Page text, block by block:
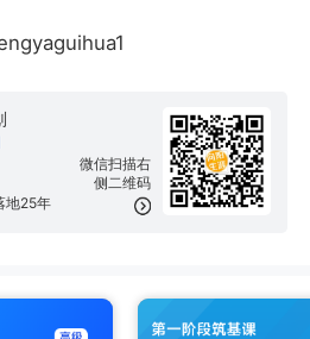
微信扫描右
侧二维码
地25年